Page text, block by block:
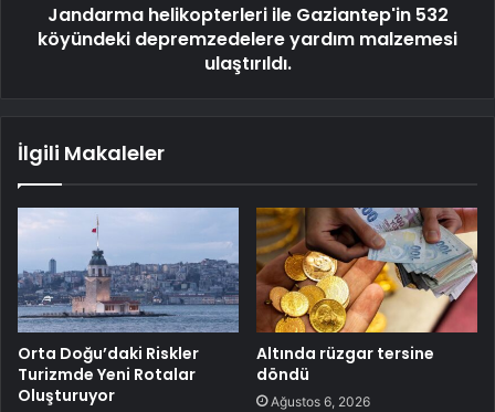
Jandarma helikopterleri ile Gaziantep'in 532
köyündeki depremzedelere yardım malzemesi
ulaştırıldı.
İlgili Makaleler
Orta Doğu’daki Riskler
Turizmde Yeni Rotalar
Oluşturuyor
Altında rüzgar tersine
döndü
Ağustos 6, 2026